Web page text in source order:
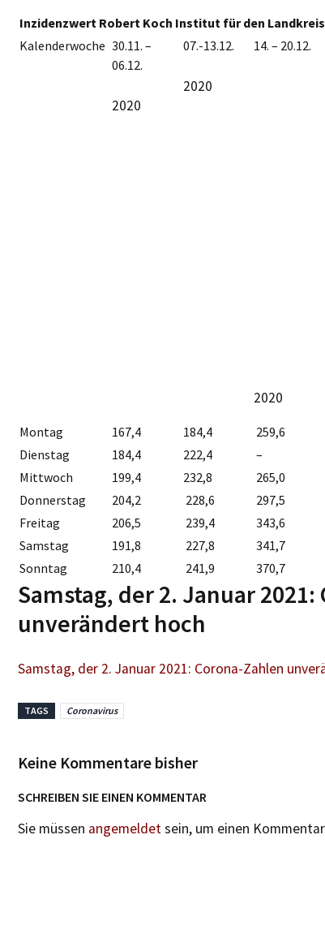
Inzidenzwert Robert Koch Institut für den
Kalenderwoche 30.11. –
06.12.
2020
07.-13.12.
2020
14. – 20.12.
2020
Montag 167,4 184,4 259,6
Dienstag
184,4 222,4 –
Mittwoch
199,4 232,8 265,0
Donnerstag
204,2 228,6 297,5
Freitag
206,5 239,4 343,6
Samstag
191,8 227,8 341,7
Sonntag
210,4 241,9 370,7
Samstag, der 2. Januar 2021:
unverändert hoch
Samstag, der 2. Januar 2021: Corona-Zahlen
TAGS Coronavirus
Keine Kommentare bisher
SCHREIBEN SIE EINEN KOMMENTAR
Sie müssen angemeldetsein, um einen